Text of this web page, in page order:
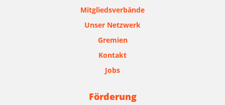
Mitgliedsverbände
Unser Netzwerk
Gremien
Kontakt
Jobs
Förderung